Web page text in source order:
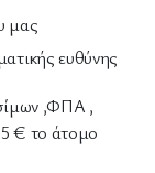
μας
ευθύνης
,ΦΠΑ ,
€ το άτομο